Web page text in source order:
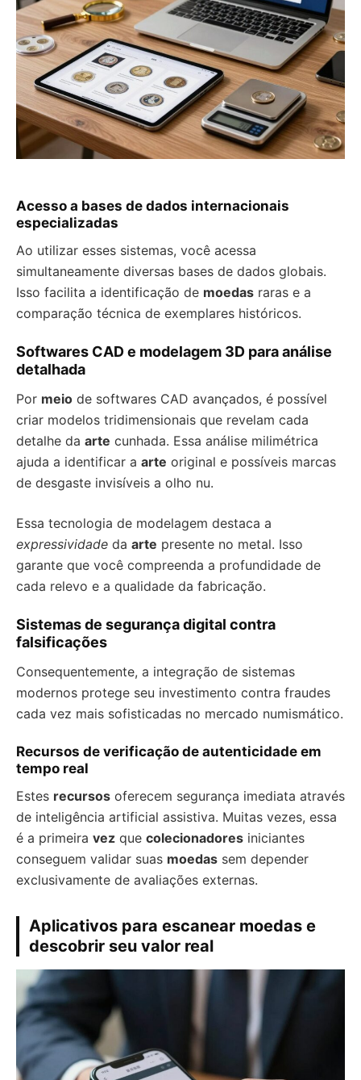
Acesso a bases de dados internacionais
especializadas
Ao utilizar esses sistemas, você acessa
simultaneamente diversas bases de dados globais.
Isso facilita a identificação de moedas raras e a
comparação técnica de exemplares históricos.
Softwares CAD e modelagem 3D para análise
detalhada
Por meio de softwares CAD avançados, é possível
criar modelos tridimensionais que revelam cada
detalhe da arte cunhada. Essa análise milimétrica
ajuda a identificar a arte original e possíveis marcas
de desgaste invisíveis a olho nu.
Essa tecnologia de modelagem destaca a
expressividade da arte presente no metal. Isso
garante que você compreenda a profundidade de
cada relevo e a qualidade da fabricação.
Sistemas de segurança digital contra
falsificações
Consequentemente, a integração de sistemas
modernos protege seu investimento contra fraudes
cada vez mais sofisticadas no mercado numismático.
Recursos de verificação de autenticidade em
tempo real
Estes recursos oferecem segurança imediata através
de inteligência artificial assistiva. Muitas vezes, essa
é a primeira vez que colecionadores iniciantes
conseguem validar suas moedas sem depender
exclusivamente de avaliações externas.
Aplicativos para escanear moedas e
descobrir seu valor real